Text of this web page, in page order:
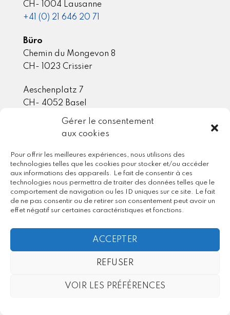
Gérer le consentement
aux cookies
Pour offrir les meilleures expériences, nous utilisons des
technologies telles que les cookies pour stocker et/ou accéder
aux informations des appareils. Le fait de consentir à ces
technologies nous permettra de traiter des données telles que le
comportement de navigation ou les ID uniques sur ce site. Le fait
de ne pas consentir ou de retirer son consentement peut avoir un
effet négatif sur certaines caractéristiques et fonctions.
ACCEPTER
REFUSER
VOIR LES PRÉFÉRENCES
CH- 1004 Lausanne
+41 (0) 21 646 20 71
Büro
Chemin du Mongevon 8
CH- 1023 Crissier
Aeschenplatz 7
CH- 4052 Basel
FR DE IT EN